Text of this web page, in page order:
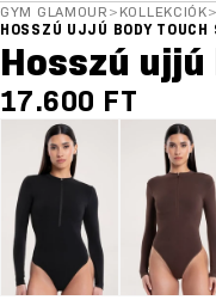
GYM GLAMOUR > KOLLEKCIÓK>
HOSSZÚ UJJÚ BODY TOUCH
Hosszú
17.600 FT